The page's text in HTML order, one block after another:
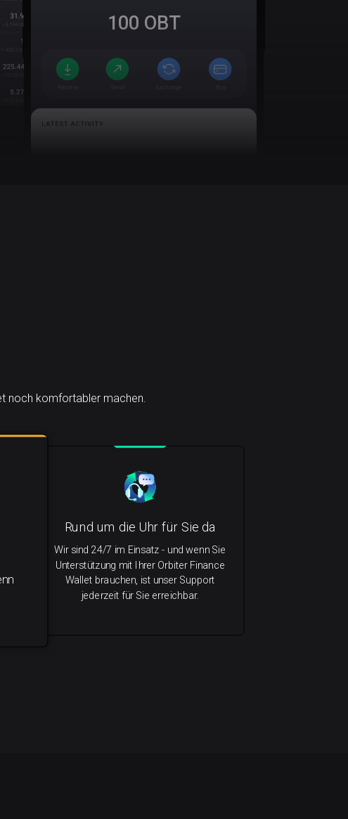
100 OBT
noch komfortabler machen.
Rund um die Uhr für Sie da
Wir sind 24/7 im Einsatz - und wenn Sie
Unterstützung mit Ihrer Orbiter Finance
Wallet brauchen, ist unser Support
jederzeit für Sie erreichbar.